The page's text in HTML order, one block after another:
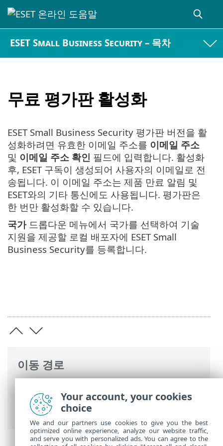
ESET Small Business Security – 목차
무료 평가판 활성화
이동 경로
Security >제품 활성화> 무료 평가판 활성
ESET Small Business Security 평가판 버전을 활
성화하려면 유효한 이메일 주소를 이메일 주소
및 이메일 주소 확인 필드에 입력합니다. 활성화
후, ESET 구독이 생성되어 사용자의 이메일로 전
송됩니다. 이 이메일 주소는 제품 만료 알림 및
ESET와의 기타 통신에도 사용됩니다. 평가판은
한 번만 활성화할 수 있습니다.
국가드롭다운 메뉴에서 국가를 선택하여 기술
지원을 제공할 로컬 배포자에 ESET Small
Business Security를 등록합니다.
Your account, your cookies
choice
We and our partners use cookies to give you the best
optimized online experience, analyze our website traffic,
and serve you with personalized ads. You can agree to the